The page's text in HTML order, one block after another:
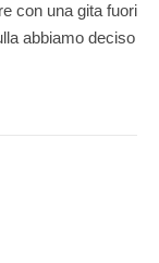
con una gita fuori
abbiamo deciso